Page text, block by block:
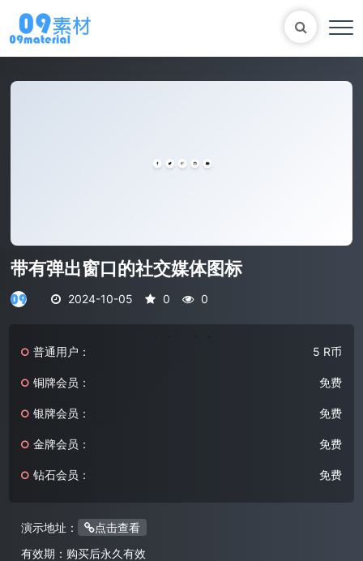
带有弹出窗口的社交媒体图标
2024-10-05 0 0
普通用户： 5 R币
铜牌会员： 免费
银牌会员： 免费
金牌会员： 免费
钻石会员： 免费
演示地址：
点击查看
有效期： 购买后永久有效